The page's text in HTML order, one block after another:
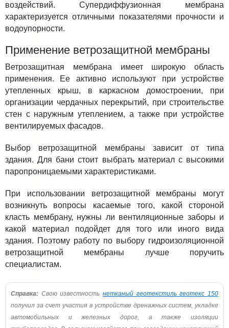
воздействий. Супердиффузионная мембрана
характеризуется отличными показателями прочности и
водоупорности.
Применение ветрозащитной мембраны
Ветрозащитная мембрана имеет широкую область
применения. Ее активно используют при устройстве
утепленных крыш, в каркасном домостроении, при
организации чердачных перекрытий, при строительстве
стен с наружным утеплением, а также при устройстве
вентилируемых фасадов.
Выбор ветрозащитной мембраны зависит от типа
здания. Для бани стоит выбрать материал с высокими
паропроницаемыми характеристиками.
При использовании ветрозащитной мембраны могут
возникнуть вопросы касаемые того, какой стороной
класть мембрану, нужны ли вентиляционные заборы и
какой материал подойдет для того или иного вида
здания. Поэтому работу по выбору гидроизоляционной
ветрозащитной мембраны лучше поручить
специалистам.
Справка: Свою известность нетканый геотекстиль геотекс 150
получил за счет участия в устройстве дренажных систем, укладке
автомобильных и железных дорог, а также изоляции